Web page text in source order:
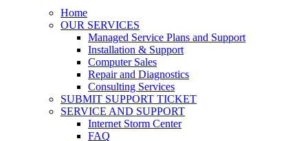
Home
OUR SERVICES
Managed Service Plans and Support
Installation & Support
Computer Sales
Repair and Diagnostics
Consulting Services
SUBMIT SUPPORT TICKET
SERVICE AND SUPPORT
Internet Storm Center
FAQ